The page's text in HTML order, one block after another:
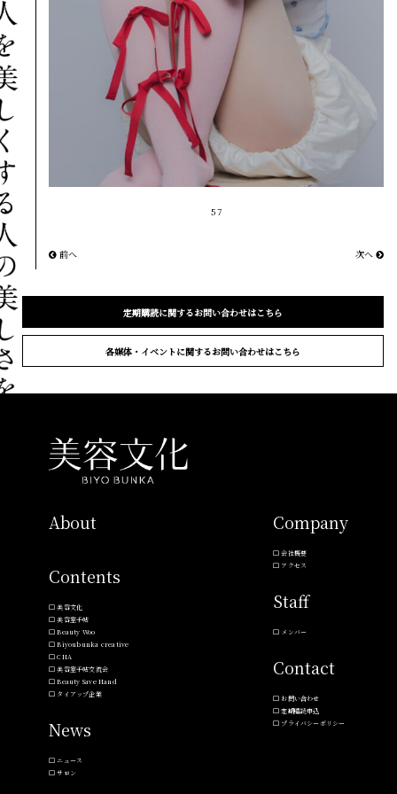
57
前へ 次へ
定期購読に関するお問い合わせはこちら
各媒体・イベントに関するお問い合わせはこちら
About
Contents
美容文化
美容室手帖
Beauty Woo
Biyoubunka creative
CHA
美容室手帖交流会
Beauty Save Hand
タイアップ企業
News
ニュース
サロン
Company
会社概要
アクセス
Staff
メンバー
Contact
お問い合わせ
定期購読申込
プライバシーポリシー